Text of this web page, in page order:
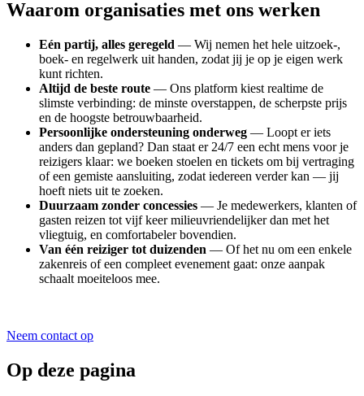
Waarom organisaties met ons werken
Eén partij, alles geregeld — Wij nemen het hele uitzoek-,
boek- en regelwerk uit handen, zodat jij je op je eigen werk
kunt richten.
Altijd de beste route — Ons platform kiest realtime de
slimste verbinding: de minste overstappen, de scherpste prijs
en de hoogste betrouwbaarheid.
Persoonlijke ondersteuning onderweg — Loopt er iets
anders dan gepland? Dan staat er 24/7 een echt mens voor je
reizigers klaar: we boeken stoelen en tickets om bij vertraging
of een gemiste aansluiting, zodat iedereen verder kan — jij
hoeft niets uit te zoeken.
Duurzaam zonder concessies — Je medewerkers, klanten of
gasten reizen tot vijf keer milieuvriendelijker dan met het
vliegtuig, en comfortabeler bovendien.
Van één reiziger tot duizenden — Of het nu om een enkele
zakenreis of een compleet evenement gaat: onze aanpak
schaalt moeiteloos mee.
Neem contact op
Op deze pagina